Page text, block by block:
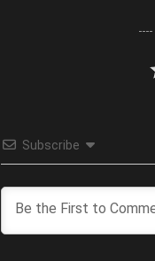
Subscribe